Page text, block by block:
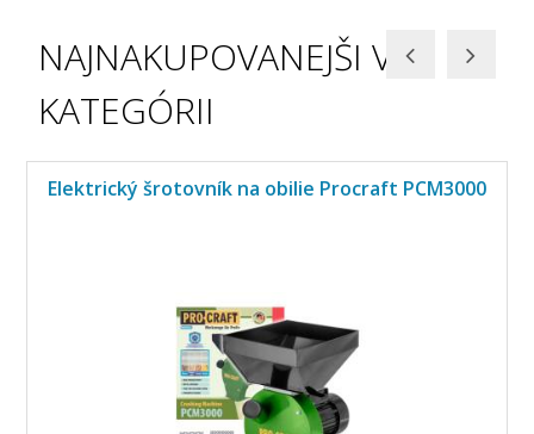
NAJNAKUPOVANEJŠI V
KATEGÓRII
Elektrický šrotovník na obilie Procraft PCM3000